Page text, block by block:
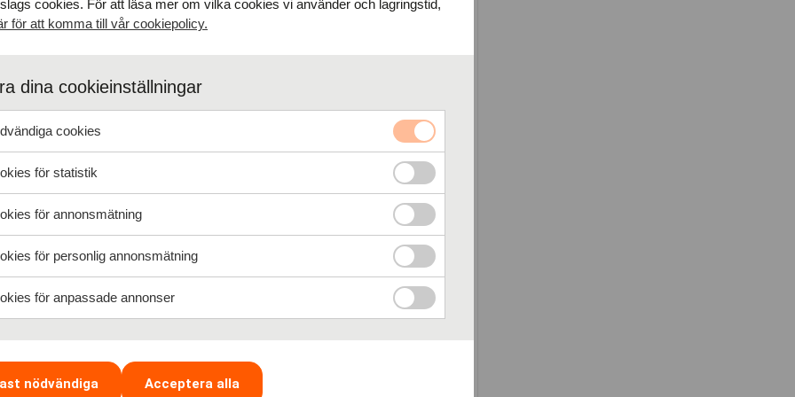
driver ditt företag framåt
starta och driva företag kan vara en utmanande uppgift, men med rätt
resa. När man beslutar sig för att driva eget, är det viktigt att förstå
som chef
cookies. För att läsa mer om vilka cookies vi använder och lagringstid,
för att komma till vår cookiepolicy.
dina cookieinställningar
cookies
för statistik
för annonsmätning
för personlig annonsmätning
för anpassade annonser
nödvändiga Acceptera alla